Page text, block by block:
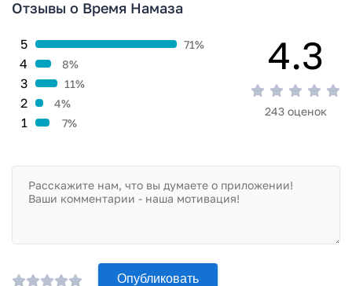
Отзывы о Время Намаза
1 7%
2 4%
3 11%
4 8%
5 71% 4.3
243 оценок
Опубликовать